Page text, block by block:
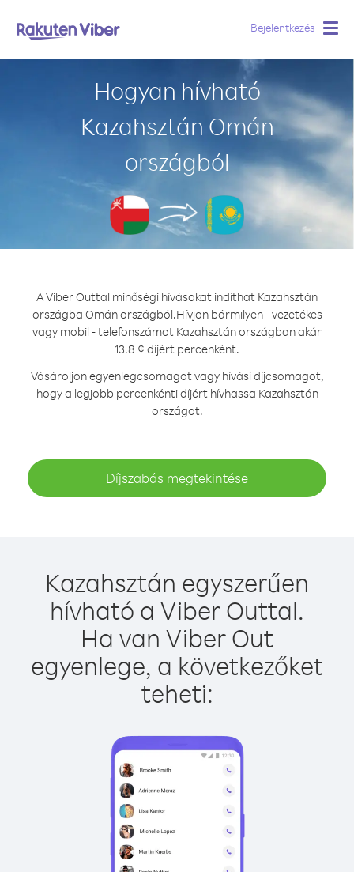
Bejelentkezés
Hogyan hívható
Kazahsztán Omán
országból
A Viber Outtal minőségi hívásokat indíthat Kazahsztán
országba Omán országból.Hívjon bármilyen - vezetékes
vagy mobil - telefonszámot Kazahsztán országban akár
13.8 ¢ díjért percenként.
Vásároljon egyenlegcsomagot vagy hívási díjcsomagot,
hogy a legjobb percenkénti díjért hívhassa Kazahsztán
országot.
Díjszabás megtekintése
Kazahsztán egyszerűen
hívható a Viber Outtal.
Ha van Viber Out
egyenlege, a következőket
teheti: